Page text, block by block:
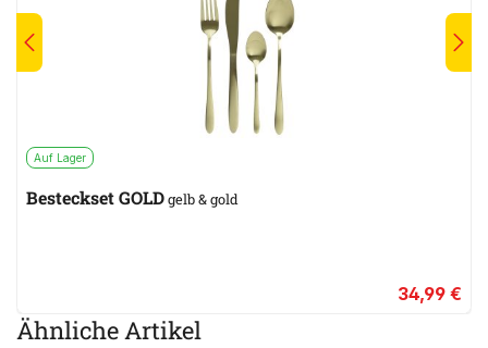
Auf Lager
Besteckset GOLDgelb & gold
34,99 €
Ähnliche Artikel